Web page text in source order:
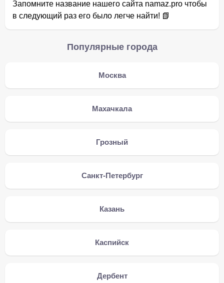
Запомните название нашего сайта namaz.pro чтобы
в следующий раз его было легче найти! 📗
Популярные города
Москва
Махачкала
Грозный
Санкт-Петербург
Казань
Каспийск
Дербент